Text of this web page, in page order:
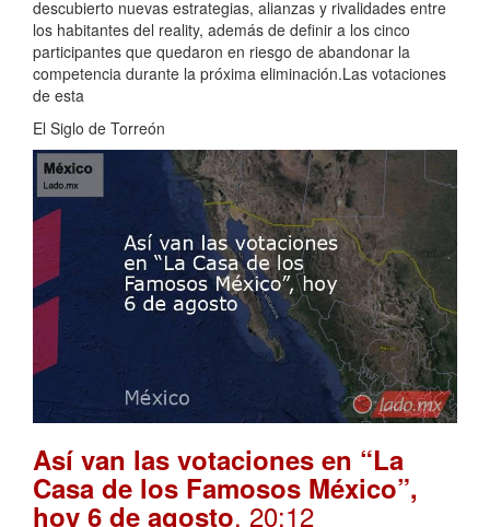
descubierto nuevas estrategias, alianzas y rivalidades entre
los habitantes del reality, además de definir a los cinco
participantes que quedaron en riesgo de abandonar la
competencia durante la próxima eliminación.Las votaciones
de esta
El Siglo de Torreón
Así van las votaciones en “La
Casa de los Famosos México”,
hoy 6 de agosto. 20:12